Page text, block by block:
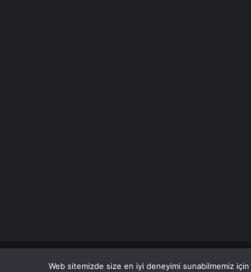
© Copyright 2026 Her Hakkı Saklıdır.
Web sitemizde size en iyi deneyimi sunabilmemiz